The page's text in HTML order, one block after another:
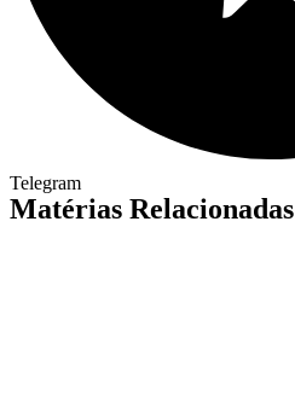
Telegram
Matérias Relacionadas